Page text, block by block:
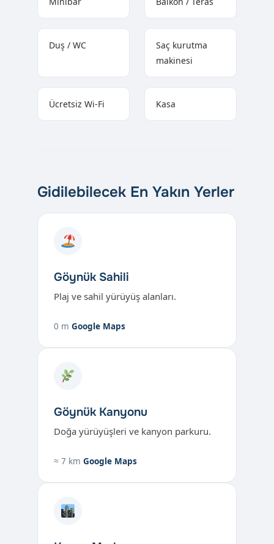
Duş / WC
Saç kurutma
makinesi
Ücretsiz Wi-Fi Kasa
Gidilebilecek En Yakın Yerler
Göynük Sahili
Plaj ve sahil yürüyüş alanları.
0 m Google Maps
Göynük Kanyonu
Doğa yürüyüşleri ve kanyon parkuru.
≈ 7 km Google Maps